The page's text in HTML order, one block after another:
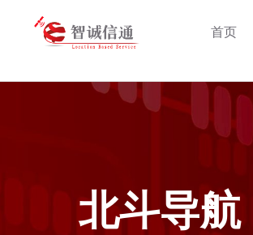
首页
北斗导